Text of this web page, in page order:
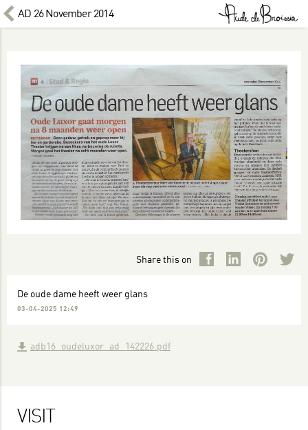
AD 26 November 2014
Share this on
De oude dame heeft weer glans
03-04-2025 12:49
adb16_oudeluxor_ad_142226.pdf
VISIT